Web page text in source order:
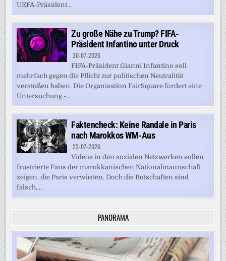
UEFA-Präsident...
Zu große Nähe zu Trump? FIFA-
Präsident Infantino unter Druck
30-07-2026
FIFA-Präsident Gianni Infantino soll
mehrfach gegen die Pflicht zur politischen Neutralität
verstoßen haben. Die Organisation FairSquare fordert eine
Untersuchung -...
Faktencheck: Keine Randale in Paris
nach Marokkos WM-Aus
23-07-2026
Videos in den sozialen Netzwerken sollen
frustrierte Fans der marokkanischen Nationalmannschaft
zeigen, die Paris verwüsten. Doch die Botschaften sind
falsch,...
PANORAMA